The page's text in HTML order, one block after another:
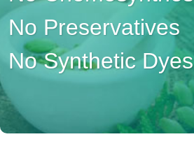
No Preservatives
No Synthetic Dyes